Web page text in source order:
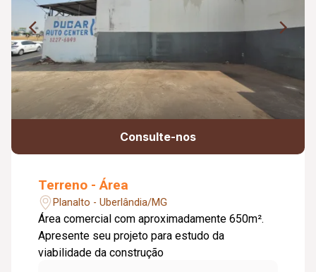
Consulte-nos
Terreno - Área
Planalto - Uberlândia/MG
Área comercial com aproximadamente 650m².
Apresente seu projeto para estudo da
viabilidade da construção